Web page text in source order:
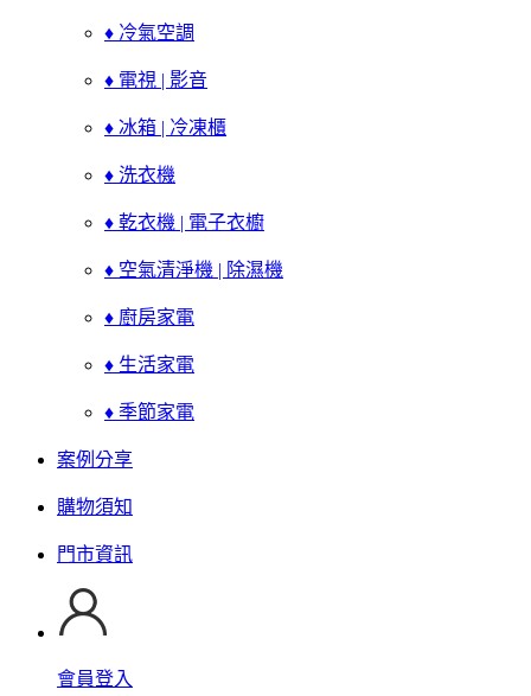
♦ 冷氣空調
♦ 電視 | 影音
♦ 冰箱 | 冷凍櫃
♦ 洗衣機
♦ 乾衣機 | 電子衣櫥
♦ 空氣清淨機 | 除濕機
♦ 廚房家電
♦ 生活家電
♦ 季節家電
案例分享
購物須知
門市資訊
會員登入